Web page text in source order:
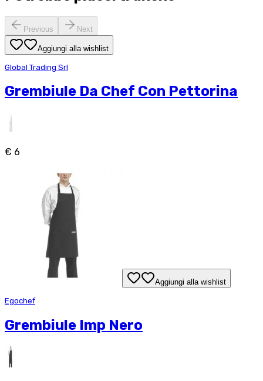
Previous Next
Aggiungi alla wishlist
Global Trading Srl
Grembiule Da Chef Con Pettorina
€ 6
Aggiungi alla wishlist
Egochef
Grembiule Imp Nero